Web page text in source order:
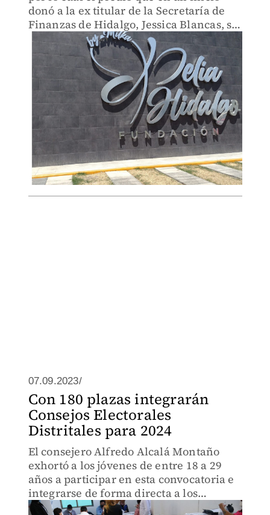
donó a la ex titular de la Secretaría de
Finanzas de Hidalgo, Jessica Blancas, se
devuelve al patrimonio del estado
07.09.2023/
Con 180 plazas integrarán
Consejos Electorales
Distritales para 2024
El consejero Alfredo Alcalá Montaño
exhortó a los jóvenes de entre 18 a 29
años a participar en esta convocatoria e
integrarse de forma directa a los
trabajos del proceso electoral 2023-2024